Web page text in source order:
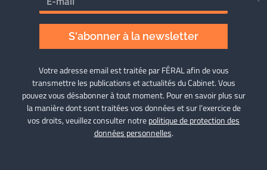
S'abonner à la newsletter
Votre adresse email est traitée par FÉRAL afin de vous
transmettre les publications et actualités du Cabinet. Vous
pouvez vous désabonner à tout moment. Pour en savoir plus sur
la manière dont sont traitées vos données et sur l’exercice de
vos droits, veuillez consulter notrepolitique de protection des
données personnelles.